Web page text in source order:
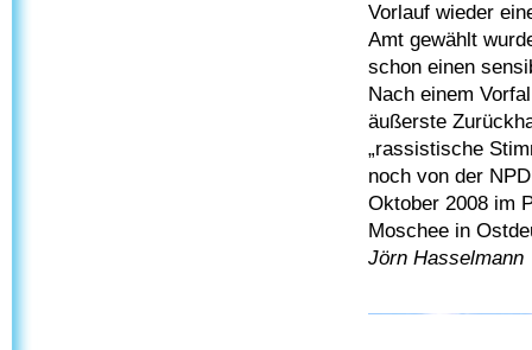
Vorlauf wieder
Amt gewählt
schon einen
Nach einem
äußerste
„rassistische
noch von der
Oktober 2008 im
Moschee in
Jörn Hasselmann